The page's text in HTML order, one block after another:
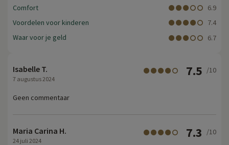
Comfort
6.9
Voordelen voor kinderen
7.4
Waar voor je geld
6.7
Isabelle T.
7 augustus 2024
7.5 /10
Geen commentaar
Maria Carina H.
24 juli 2024
7.3 /10